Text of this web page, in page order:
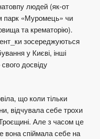
людей (як-от
парк «Муромець» чи
та крематорію).
зосереджуються
у Києві, інші
досвіду
що коли тільки
відчувала себе трохи
Але з часом це
вона спіймала себе на